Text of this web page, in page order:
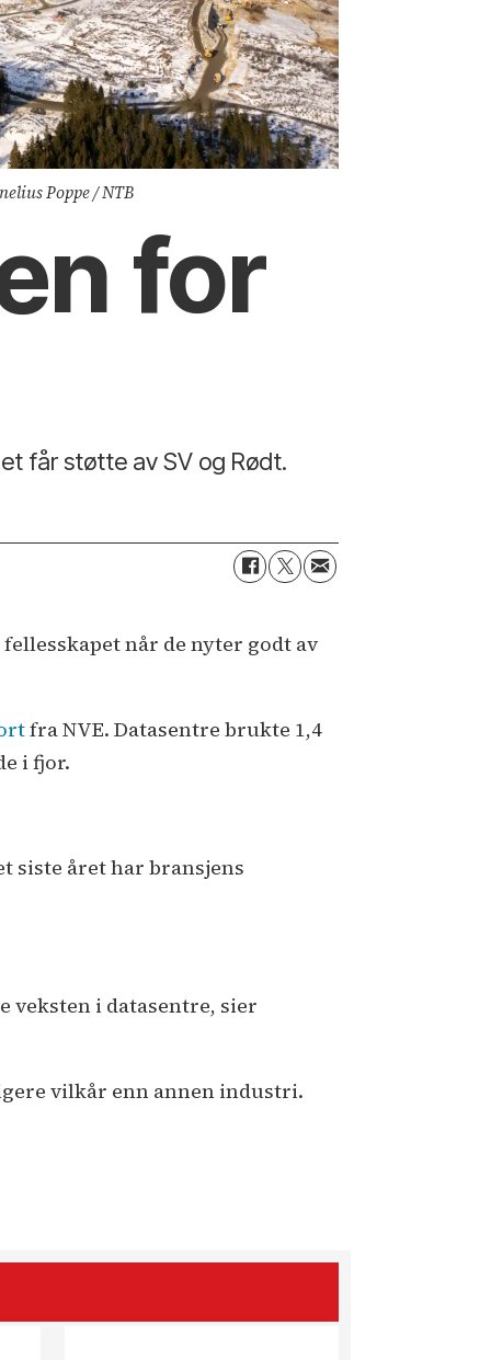
Poppe / NTB
for
får støtte av SV og Rødt.
når de nyter godt av
fra NVE. Datasentre brukte 1,4
i fjor.
siste året har bransjens
veksten i datasentre, sier
vilkår enn annen industri.